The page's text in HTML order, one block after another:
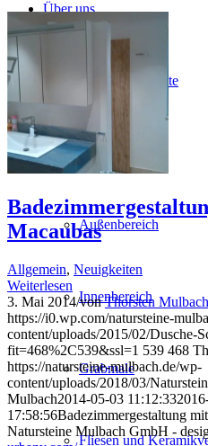
Über uns
Firmengeschichte
Leistungsspektrum
Außenbereich
Innenbereich
Grabmale
Fliesen und
Macaubas
Allgemein, Neuigkeiten
Weiterlesen
3. Mai 2014/vonThorsten Mulbach
https://i0.wp.com/natursteine-
content/uploads/2015/02/Dusche-
fit=468%2C539&ssl=1 539 468
https://natursteine-mulbach.de/wp-
content/uploads/2018/03/
Mulbach2014-05-03 11:12:33
17:58:56Badezimmergestaltung
Natursteine Mulbach GmbH -